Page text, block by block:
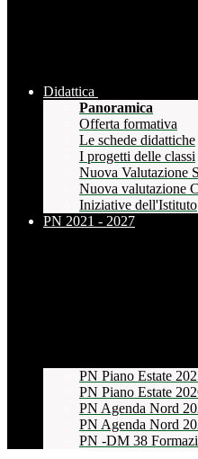
Didattica
Panoramica
Offerta formativa
Le schede didattiche
I progetti delle classi
Nuova Valutazione
Nuova valutazione
Iniziative dell'Istituto
PN 2021 - 2027
PN Piano Estate
PN Piano Estate
PN Agenda Nord
PN Agenda Nord
PN -DM 38